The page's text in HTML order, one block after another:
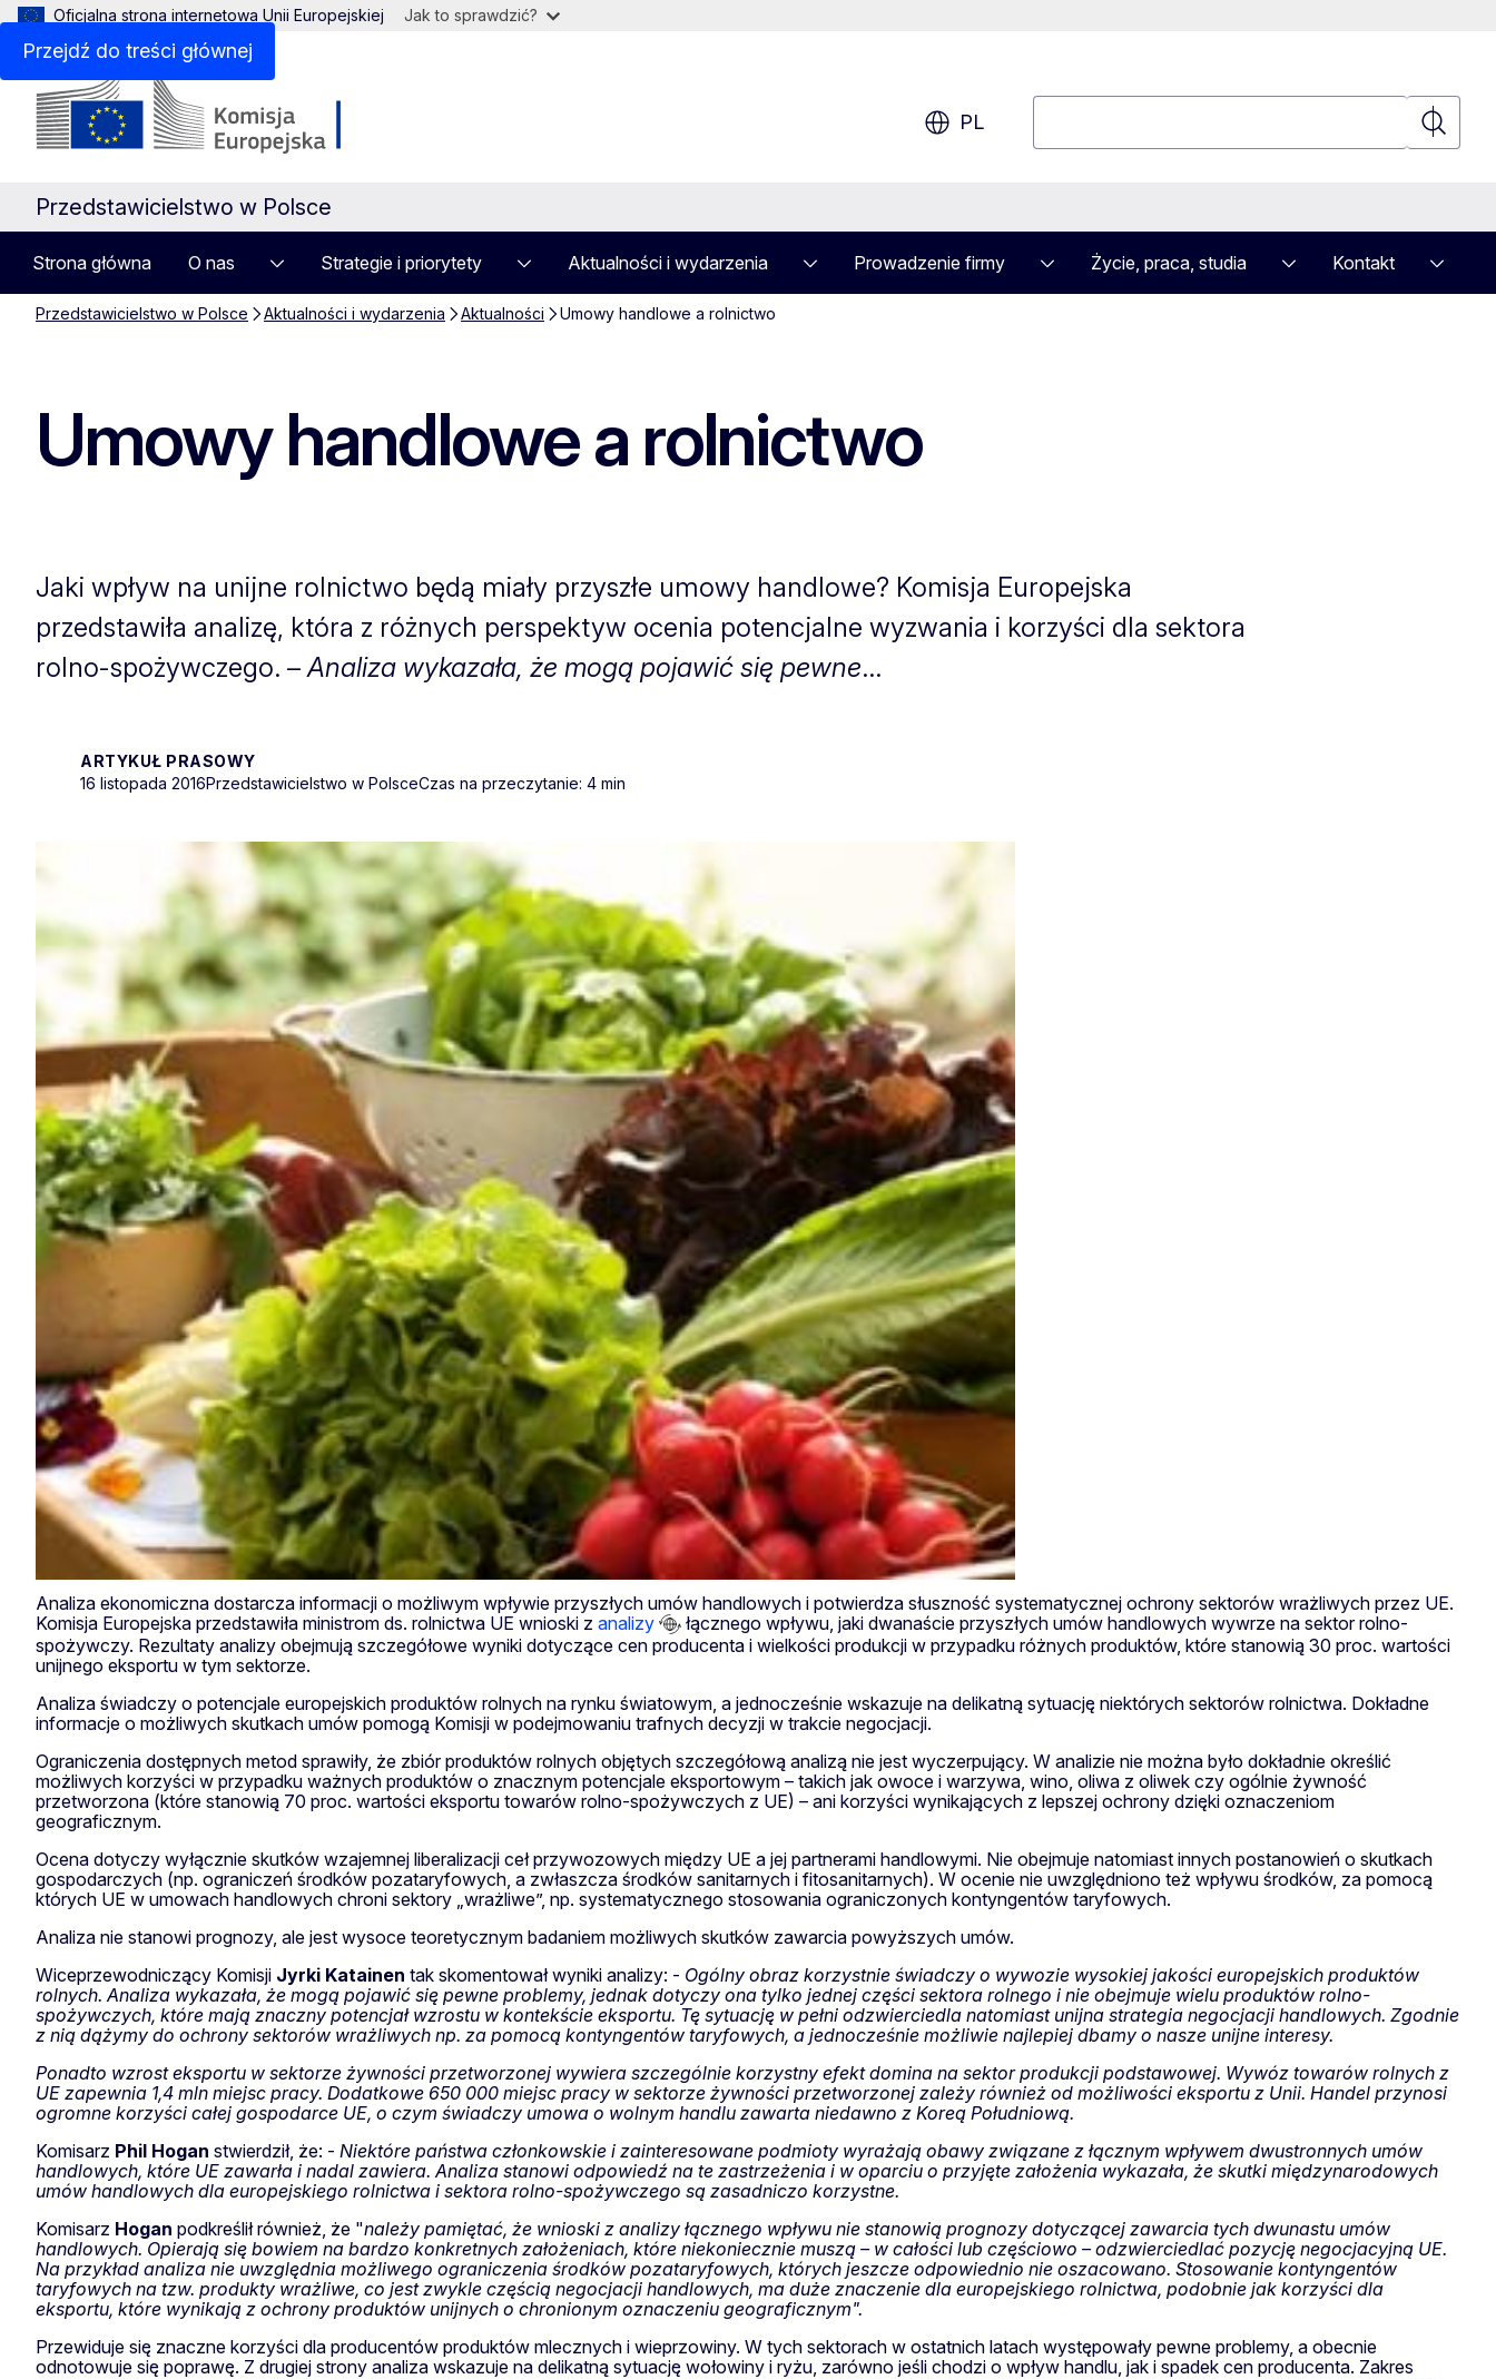
Przejdź do treści głównej
Oficjalna strona internetowa Unii Europejskiej Jak to sprawdzić?
PL
Przedstawicielstwo w Polsce
Strona główna O nas Strategie i priorytety Aktualności i wydarzenia Prowadzenie firmy Życie, praca, studia Kontakt
Przedstawicielstwo w Polsce Aktualności i wydarzenia Aktualności Umowy handlowe a rolnictwo
Umowy handlowe a rolnictwo
Jaki wpływ na unijne rolnictwo będą miały przyszłe umowy handlowe? Komisja Europejska
przedstawiła analizę, która z różnych perspektyw ocenia potencjalne wyzwania i korzyści dla sektora
rolno-spożywczego. – Analiza wykazała, że mogą pojawić się pewne...
ARTYKUŁ PRASOWY
16 listopada 2016Przedstawicielstwo w PolsceCzas na przeczytanie: 4 min
Analiza ekonomiczna dostarcza informacji o możliwym wpływie przyszłych umów handlowych i potwierdza słuszność systematycznej ochrony sektorów wrażliwych przez UE.
Komisja Europejska przedstawiła ministrom ds. rolnictwa UE wnioski z analizy
łącznego wpływu, jaki dwanaście przyszłych umów handlowych wywrze na sektor rolno-
spożywczy. Rezultaty analizy obejmują szczegółowe wyniki dotyczące cen producenta i wielkości produkcji w przypadku różnych produktów, które stanowią 30 proc. wartości
unijnego eksportu w tym sektorze.
Analiza świadczy o potencjale europejskich produktów rolnych na rynku światowym, a jednocześnie wskazuje na delikatną sytuację niektórych sektorów rolnictwa. Dokładne
informacje o możliwych skutkach umów pomogą Komisji w podejmowaniu trafnych decyzji w trakcie negocjacji.
Ograniczenia dostępnych metod sprawiły, że zbiór produktów rolnych objętych szczegółową analizą nie jest wyczerpujący. W analizie nie można było dokładnie określić
możliwych korzyści w przypadku ważnych produktów o znacznym potencjale eksportowym – takich jak owoce i warzywa, wino, oliwa z oliwek czy ogólnie żywność
przetworzona (które stanowią 70 proc. wartości eksportu towarów rolno-spożywczych z UE) – ani korzyści wynikających z lepszej ochrony dzięki oznaczeniom
geograficznym.
Ocena dotyczy wyłącznie skutków wzajemnej liberalizacji ceł przywozowych między UE a jej partnerami handlowymi. Nie obejmuje natomiast innych postanowień o skutkach
gospodarczych (np. ograniczeń środków pozataryfowych, a zwłaszcza środków sanitarnych i fitosanitarnych). W ocenie nie uwzględniono też wpływu środków, za pomocą
których UE w umowach handlowych chroni sektory „wrażliwe”, np. systematycznego stosowania ograniczonych kontyngentów taryfowych.
Analiza nie stanowi prognozy, ale jest wysoce teoretycznym badaniem możliwych skutków zawarcia powyższych umów.
Wiceprzewodniczący Komisji Jyrki Katainen tak skomentował wyniki analizy: - Ogólny obraz korzystnie świadczy o wywozie wysokiej jakości europejskich produktów
rolnych. Analiza wykazała, że mogą pojawić się pewne problemy, jednak dotyczy ona tylko jednej części sektora rolnego i nie obejmuje wielu produktów rolno-
spożywczych, które mają znaczny potencjał wzrostu w kontekście eksportu. Tę sytuację w pełni odzwierciedla natomiast unijna strategia negocjacji handlowych. Zgodnie
z nią dążymy do ochrony sektorów wrażliwych np. za pomocą kontyngentów taryfowych, a jednocześnie możliwie najlepiej dbamy o nasze unijne interesy.
Ponadto wzrost eksportu w sektorze żywności przetworzonej wywiera szczególnie korzystny efekt domina na sektor produkcji podstawowej. Wywóz towarów rolnych z
UE zapewnia 1,4 mln miejsc pracy. Dodatkowe 650 000 miejsc pracy w sektorze żywności przetworzonej zależy również od możliwości eksportu z Unii. Handel przynosi
ogromne korzyści całej gospodarce UE, o czym świadczy umowa o wolnym handlu zawarta niedawno z Koreą Południową.
Komisarz Phil Hogan stwierdził, że: - Niektóre państwa członkowskie i zainteresowane podmioty wyrażają obawy związane z łącznym wpływem dwustronnych umów
handlowych, które UE zawarła i nadal zawiera. Analiza stanowi odpowiedź na te zastrzeżenia i w oparciu o przyjęte założenia wykazała, że skutki międzynarodowych
umów handlowych dla europejskiego rolnictwa i sektora rolno-spożywczego są zasadniczo korzystne.
Komisarz Hogan podkreślił również, że "należy pamiętać, że wnioski z analizy łącznego wpływu nie stanowią prognozy dotyczącej zawarcia tych dwunastu umów
handlowych. Opierają się bowiem na bardzo konkretnych założeniach, które niekoniecznie muszą – w całości lub częściowo – odzwierciedlać pozycję negocjacyjną UE.
Na przykład analiza nie uwzględnia możliwego ograniczenia środków pozataryfowych, których jeszcze odpowiednio nie oszacowano. Stosowanie kontyngentów
taryfowych na tzw. produkty wrażliwe, co jest zwykle częścią negocjacji handlowych, ma duże znaczenie dla europejskiego rolnictwa, podobnie jak korzyści dla
eksportu, które wynikają z ochrony produktów unijnych o chronionym oznaczeniu geograficznym".
Przewiduje się znaczne korzyści dla producentów produktów mlecznych i wieprzowiny. W tych sektorach w ostatnich latach występowały pewne problemy, a obecnie
odnotowuje się poprawę. Z drugiej strony analiza wskazuje na delikatną sytuację wołowiny i ryżu, zarówno jeśli chodzi o wpływ handlu, jak i spadek cen producenta. Zakres